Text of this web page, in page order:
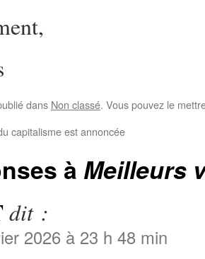
dans Non classé. Vous pouvez le
capitalisme est annoncée
à Meilleurs
dit :
2026 à 23 h 48 min